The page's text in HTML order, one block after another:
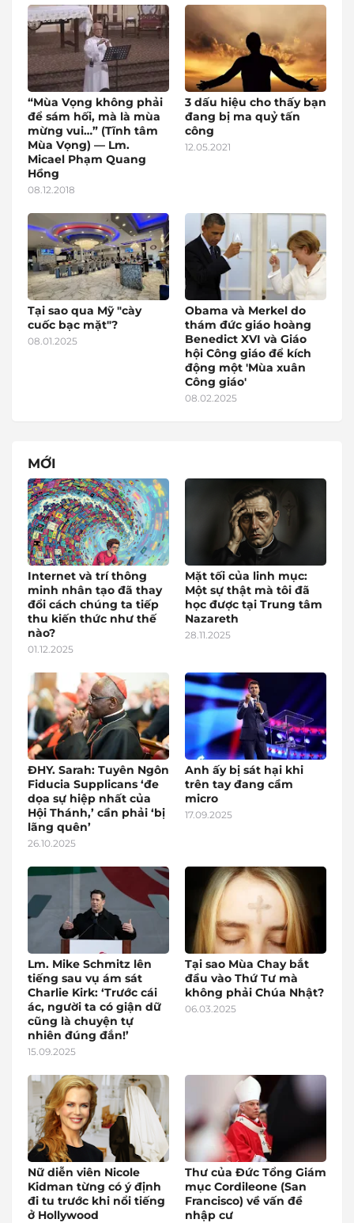
“Mùa Vọng không phải
để sám hối, mà là mùa
mừng vui…” (Tĩnh tâm
Mùa Vọng) — Lm.
Micael Phạm Quang
Hồng
08.12.2018
3 dấu hiệu cho thấy bạn
đang bị ma quỷ tấn
công
12.05.2021
Tại sao qua Mỹ "cày
cuốc bạc mặt"?
08.01.2025
Obama và Merkel do
thám đức giáo hoàng
Benedict XVI và Giáo
hội Công giáo để kích
động một 'Mùa xuân
Công giáo'
08.02.2025
MỚI
Internet và trí thông
minh nhân tạo đã thay
đổi cách chúng ta tiếp
thu kiến thức như thế
nào?
01.12.2025
Mặt tối của linh mục:
Một sự thật mà tôi đã
học được tại Trung tâm
Nazareth
28.11.2025
ĐHY. Sarah: Tuyên Ngôn
Fiducia Supplicans ‘đe
dọa sự hiệp nhất của
Hội Thánh,’ cần phải ‘bị
lãng quên’
26.10.2025
Anh ấy bị sát hại khi
trên tay đang cầm
micro
17.09.2025
Lm. Mike Schmitz lên
tiếng sau vụ ám sát
Charlie Kirk: ‘Trước cái
ác, người ta có giận dữ
cũng là chuyện tự
nhiên đúng đắn!’
15.09.2025
Tại sao Mùa Chay bắt
đầu vào Thứ Tư mà
không phải Chúa Nhật?
06.03.2025
Nữ diễn viên Nicole
Kidman từng có ý định
đi tu trước khi nổi tiếng
ở Hollywood
Thư của Đức Tổng Giám
mục Cordileone (San
Francisco) về vấn đề
nhập cư